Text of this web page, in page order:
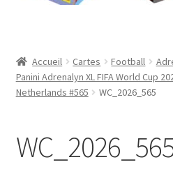
Mon compte
Page d’exemple
Accueil Cartes Football
Panini Adrenalyn XL FIFA World Cup
Netherlands #565
WC_2026_565